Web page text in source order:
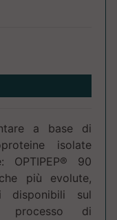
a base di
isolate
OPTIPEP® 90
più evolute,
disponibili sul
processo di